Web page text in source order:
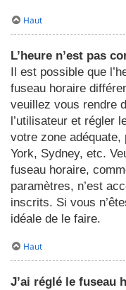
Haut
L’heure n’est pas
Il est possible que
fuseau horaire
veuillez vous rendre
l’utilisateur et régler
votre zone
York, Sydney, etc.
fuseau horaire,
paramètres, n’est
inscrits. Si vous
idéale de le faire.
Haut
J’ai réglé le fuseau